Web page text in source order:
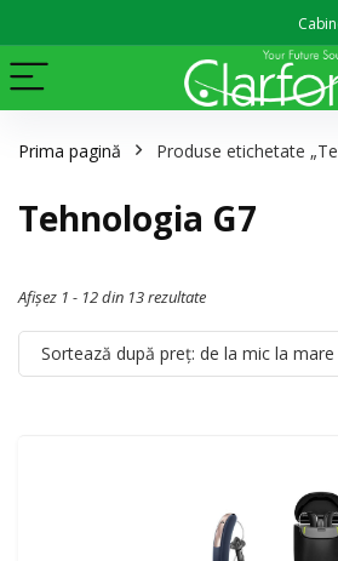
Prima pagină Produse etichetate
Tehnologia G7
Afișez 1 - 12 din 13 rezultate
Sortează după preț: de la mic la mare